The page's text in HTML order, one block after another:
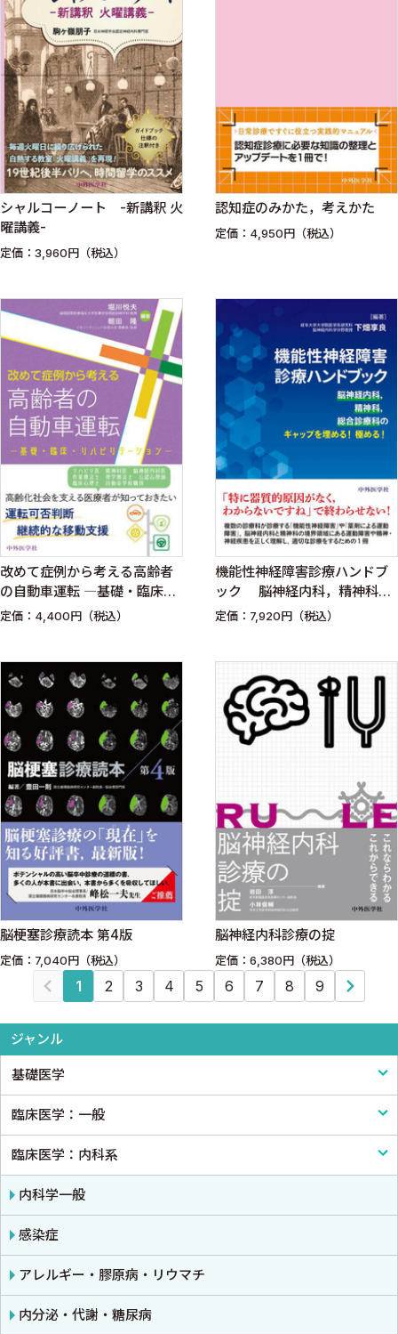
ジャンル
基礎医学
基礎医学一般
解剖学
生理学
免疫学・血清学
公衆衛生学
法医学
臨床医学：一般
臨床医学一般
診断・臨床検査
画像医学・放射線医学・核医学
プライマリケア医学・総合診療
救急医学・集中治療医学
臨床医学：内科系
内科学一般
感染症
アレルギー・膠原病・リウマチ
内分泌・代謝・糖尿病
シャルコーノート -新講釈 火
曜講義-
定価：3,960円（税込）
認知症のみかた，考えかた
定価：4,950円（税込）
改めて症例から考える高齢者
の自動車運転 ―基礎・臨床・
リハビリテーション―
定価：4,400円（税込）
機能性神経障害診療ハンドブ
ック 脳神経内科，精神科，
総合診療科のギャップを埋め
定価：7,920円（税込）
脳梗塞診療読本 第4版
定価：7,040円（税込）
脳神経内科診療の掟
定価：6,380円（税込）
1 2 3 4 5 6 7 8 9